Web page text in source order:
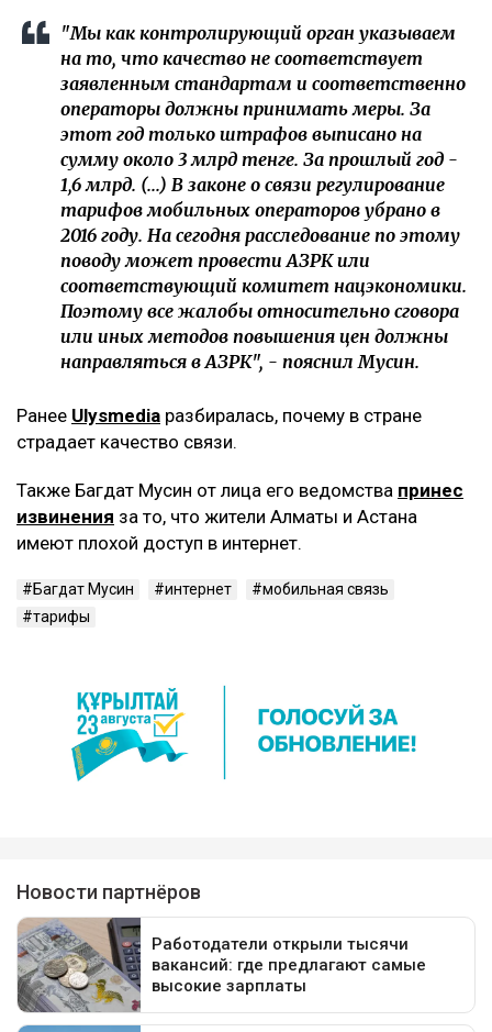
"Мы как контролирующий орган указываем
на то, что качество не соответствует
заявленным стандартам и соответственно
операторы должны принимать меры. За
этот год только штрафов выписано на
сумму около 3 млрд тенге. За прошлый год -
1,6 млрд. (...) В законе о связи регулирование
тарифов мобильных операторов убрано в
2016 году. На сегодня расследование по этому
поводу может провести АЗРК или
соответствующий комитет нацэкономики.
Поэтому все жалобы относительно сговора
или иных методов повышения цен должны
направляться в АЗРК", - пояснил Мусин.
Ранее Ulysmedia разбиралась, почему в стране
страдает качество связи.
Также Багдат Мусин от лица его ведомства принес
извинения за то, что жители Алматы и Астана
имеют плохой доступ в интернет.
Багдат Мусин интернет
мобильная связь
тарифы